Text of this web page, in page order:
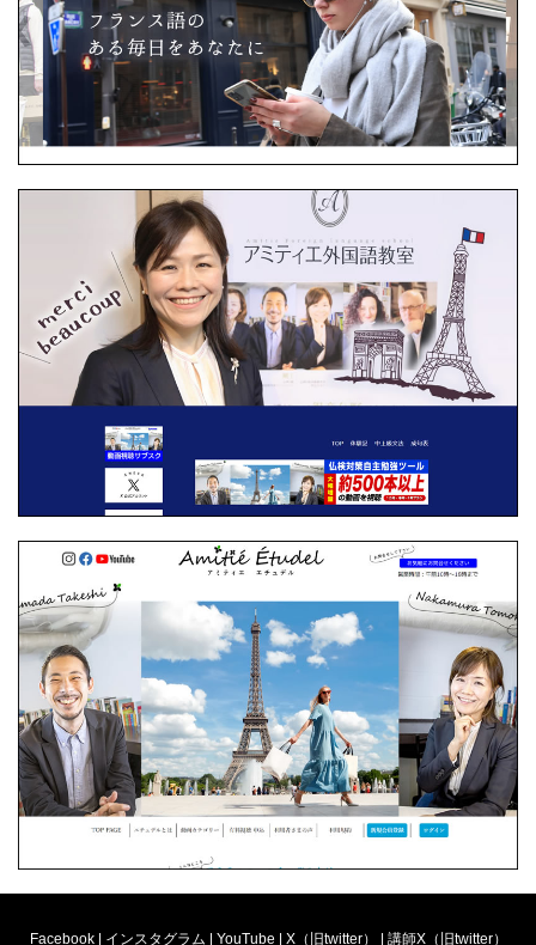
Facebook | インスタグラム | YouTube | X（旧twitter） | 講師X（旧twitter）